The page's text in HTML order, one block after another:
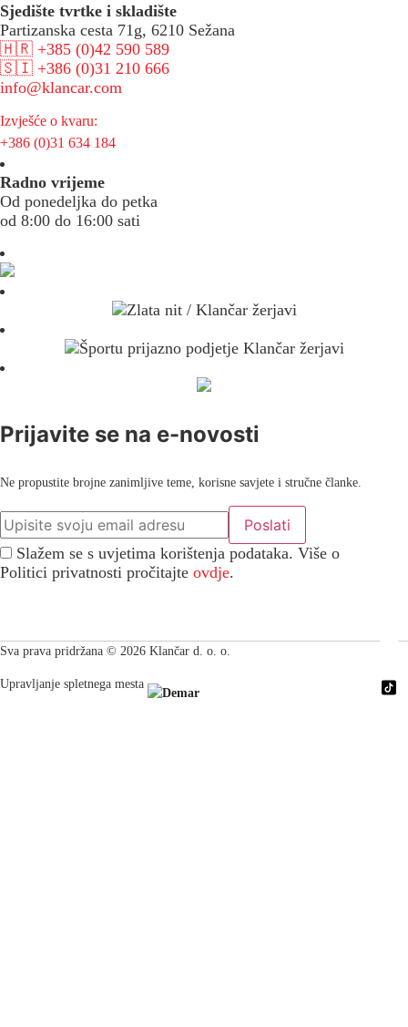
Sjedište tvrtke i skladište
Partizanska cesta 71g, 6210 Sežana
🇭🇷 +385 (0)42 590 589
🇸🇮 +386 (0)31 210 666
info@klancar.com
Izvješće o kvaru:
+386 (0)31 634 184
Radno vrijeme
Od ponedeljka do petka
od 8:00 do 16:00 sati
Prijavite se na e-novosti
Ne propustite brojne zanimljive teme, korisne savjete i stručne članke.
Slažem se s uvjetima korištenja podataka. Više o
Politici privatnosti pročitajte ovdje.
Sva prava pridržana © 2026 Klančar d. o. o.
Upravljanje spletnega mesta